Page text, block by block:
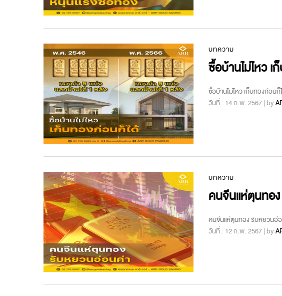
บทความ
ซื้อบ้านไม่ไหว เ
ซื้อบ้านไม่ไหว เก็บทองก่อนก็
วันที่ : 14 ก.พ. 2567 | by
บทความ
คนจีนแห่ตุนทอ
คนจีนแห่ตุนทอง รับหยวนอ่
วันที่ : 12 ก.พ. 2567 | by